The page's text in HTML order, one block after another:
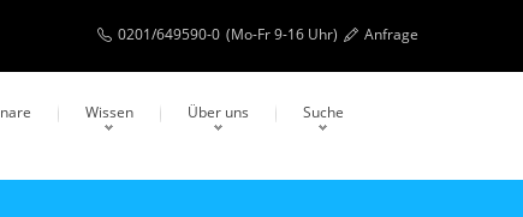
0201/649590-0 (Mo-Fr 9-16 Uhr) Anfrage
Wissen Über uns Suche